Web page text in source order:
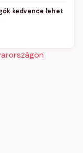
kedvence lehet